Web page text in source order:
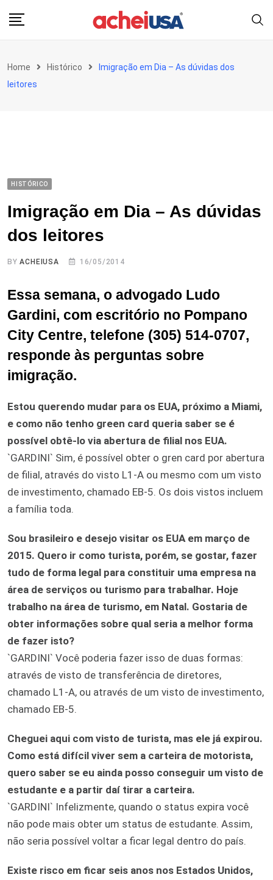
Home Histórico
Imigração em Dia – As dúvidas dos
leitores
HISTÓRICO
Imigração em Dia – As dúvidas
dos leitores
BYACHEIUSA 16/05/2014
Essa semana, o advogado Ludo
Gardini, com escritório no Pompano
City Centre, telefone (305) 514-0707,
responde às perguntas sobre
imigração.
Estou querendo mudar para os EUA, próximo a Miami,
e como não tenho green card queria saber se é
possível obtê-lo via abertura de filial nos EUA.
`GARDINI` Sim, é possível obter o gren card por abertura
de filial, através do visto L1-A ou mesmo com um visto
de investimento, chamado EB-5. Os dois vistos incluem
a família toda.
Sou brasileiro e desejo visitar os EUA em março de
2015. Quero ir como turista, porém, se gostar, fazer
tudo de forma legal para constituir uma empresa na
área de serviços ou turismo para trabalhar. Hoje
trabalho na área de turismo, em Natal. Gostaria de
obter informações sobre qual seria a melhor forma
de fazer isto?
`GARDINI` Você poderia fazer isso de duas formas:
através de visto de transferência de diretores,
chamado L1-A, ou através de um visto de investimento,
chamado EB-5.
Cheguei aqui com visto de turista, mas ele já expirou.
Como está difícil viver sem a carteira de motorista,
quero saber se eu ainda posso conseguir um visto de
estudante e a partir daí tirar a carteira.
`GARDINI` Infelizmente, quando o status expira você
não pode mais obter um status de estudante. Assim,
não seria possível voltar a ficar legal dentro do país.
Existe risco em ficar seis anos nos Estados Unidos,